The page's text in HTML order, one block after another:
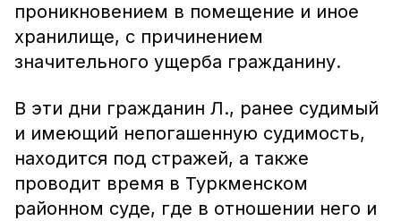
проникновением в помещение и иное
хранилище, с причинением
значительного ущерба гражданину.
В эти дни гражданин Л., ранее судимый
и имеющий непогашенную судимость,
находится под стражей, а также
проводит время в Туркменском
районном суде, где в отношении него и